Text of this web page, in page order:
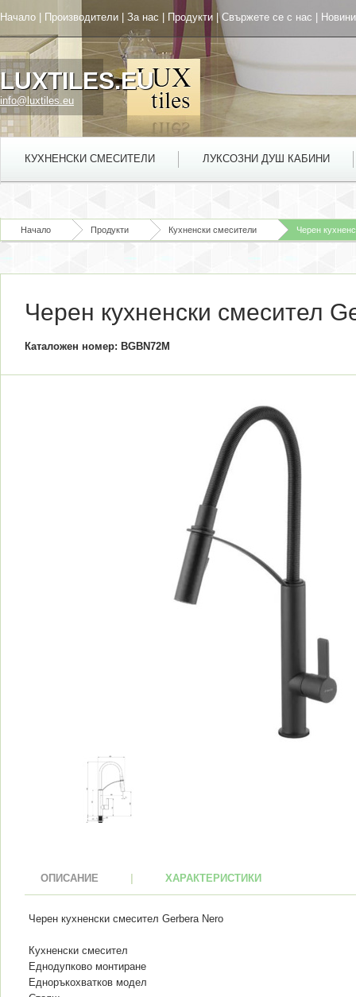
Начало Производители За нас Продукти |Свържете се с нас Новини
LUXTILES.EU
info@luxtiles.eu
КУХНЕНСКИ СМЕСИТЕЛИ ЛУКСОЗНИ ДУШ КАБИНИ
Начало Продукти Кухненски смесители Черен
Черен кухненски смесител
Каталожен номер: BGBN72M
ОПИСАНИЕ ХАРАКТЕРИСТИКИ
Черен кухненски смесител Gerbera Nero
Кухненски смесител
Еднодупково монтиране
Едноръкохватков модел